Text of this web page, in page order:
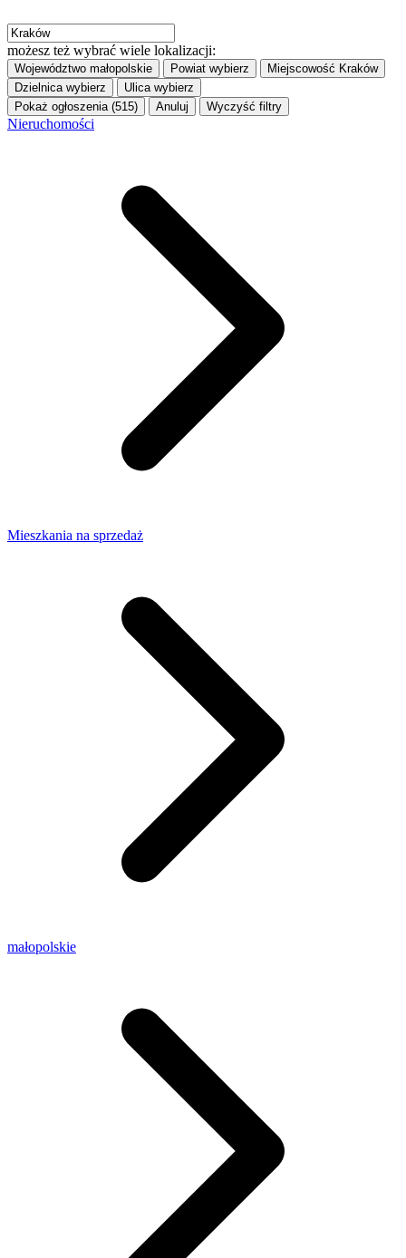
możesz też wybrać wiele lokalizacji:
Województwo małopolskie Powiat wybierz Miejscowość Kraków
Dzielnica wybierz Ulica wybierz
Pokaż ogłoszenia (515)
Anuluj Wyczyść filtry
Nieruchomości
Mieszkania na sprzedaż
małopolskie